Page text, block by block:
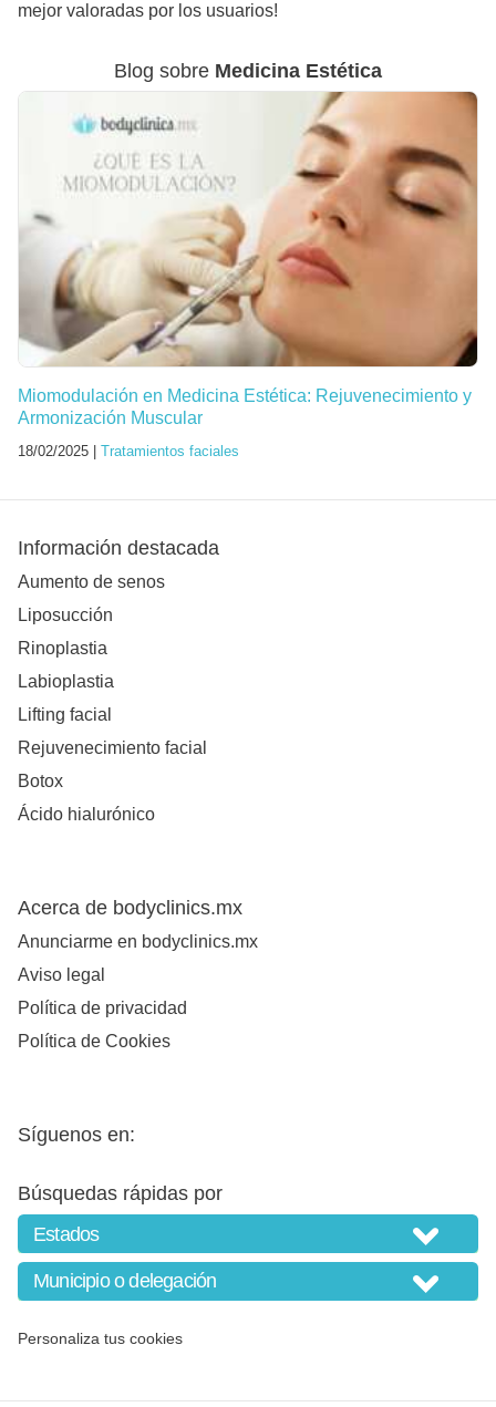
mejor valoradas por los usuarios!
Blog sobre Medicina Estética
Miomodulación en Medicina Estética: Rejuvenecimiento y
Armonización Muscular
18/02/2025 | Tratamientos faciales
Información destacada
Aumento de senos
Liposucción
Rinoplastia
Labioplastia
Lifting facial
Rejuvenecimiento facial
Botox
Ácido hialurónico
Acerca de bodyclinics.mx
Anunciarme en bodyclinics.mx
Aviso legal
Política de privacidad
Política de Cookies
Síguenos en:
Búsquedas rápidas por
Personaliza tus cookies